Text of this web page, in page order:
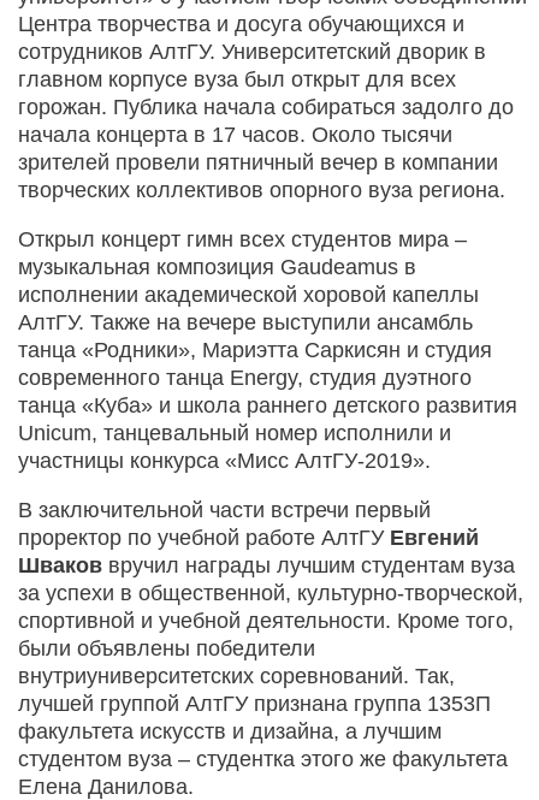
Центра творчества и досуга обучающихся и
сотрудников АлтГУ. Университетский дворик в
главном корпусе вуза был открыт для всех
горожан. Публика начала собираться задолго до
начала концерта в 17 часов. Около тысячи
зрителей провели пятничный вечер в компании
творческих коллективов опорного вуза региона.
Открыл концерт гимн всех студентов мира –
музыкальная композиция Gaudeamus в
исполнении академической хоровой капеллы
АлтГУ. Также на вечере выступили ансамбль
танца «Родники», Мариэтта Саркисян и студия
современного танца Energy, студия дуэтного
танца «Куба» и школа раннего детского развития
Unicum, танцевальный номер исполнили и
участницы конкурса «Мисс АлтГУ-2019».
В заключительной части встречи первый
проректор по учебной работе АлтГУЕвгений
Шваков вручил награды лучшим студентам вуза
за успехи в общественной, культурно-творческой,
спортивной и учебной деятельности. Кроме того,
были объявлены победители
внутриуниверситетских соревнований. Так,
лучшей группой АлтГУ признана группа 1353П
факультета искусств и дизайна, а лучшим
студентом вуза – студентка этого же факультета
Елена Данилова.